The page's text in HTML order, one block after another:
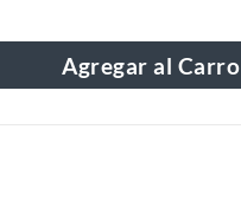
Agregar al Carro